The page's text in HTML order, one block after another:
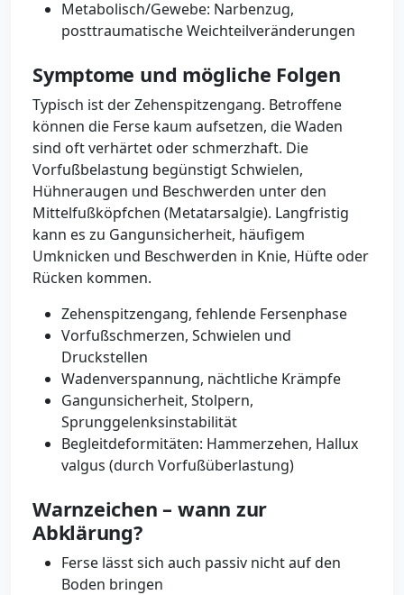
Metabolisch/Gewebe: Narbenzug,
posttraumatische Weichteilveränderungen
Symptome und mögliche Folgen
Typisch ist der Zehenspitzengang. Betroffene
können die Ferse kaum aufsetzen, die Waden
sind oft verhärtet oder schmerzhaft. Die
Vorfußbelastung begünstigt Schwielen,
Hühneraugen und Beschwerden unter den
Mittelfußköpfchen (Metatarsalgie). Langfristig
kann es zu Gangunsicherheit, häufigem
Umknicken und Beschwerden in Knie, Hüfte oder
Rücken kommen.
Zehenspitzengang, fehlende Fersenphase
Vorfußschmerzen, Schwielen und
Druckstellen
Wadenverspannung, nächtliche Krämpfe
Gangunsicherheit, Stolpern,
Sprunggelenksinstabilität
Begleitdeformitäten: Hammerzehen, Hallux
valgus (durch Vorfußüberlastung)
Warnzeichen – wann zur
Abklärung?
Ferse lässt sich auch passiv nicht auf den
Boden bringen